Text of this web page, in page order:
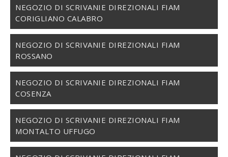
NEGOZIO DI SCRIVANIE DIREZIONALI FIAM
CORIGLIANO CALABRO
NEGOZIO DI SCRIVANIE DIREZIONALI FIAM
ROSSANO
NEGOZIO DI SCRIVANIE DIREZIONALI FIAM
COSENZA
NEGOZIO DI SCRIVANIE DIREZIONALI FIAM
MONTALTO UFFUGO